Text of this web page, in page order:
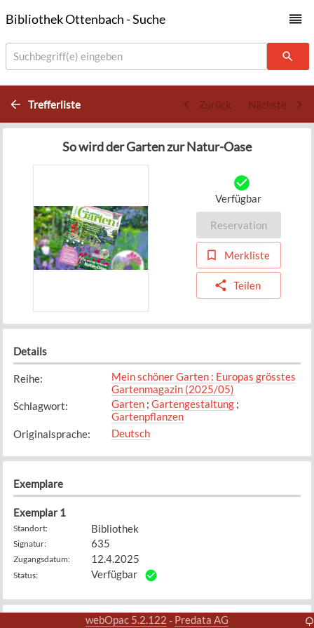
Bibliothek Ottenbach - Suche
Suchbegriff(e) eingeben
Trefferliste Zurück Nächste
So wird der Garten zur Natur-Oase
Verfügbar
Reservation
Merkliste
Teilen
Details
Reihe:
Mein schöner Garten : Europas grösstes
Gartenmagazin (2025/05)
Schlagwort: Garten; Gartengestaltung;
Gartenpflanzen
Originalsprache: Deutsch
Exemplare
Exemplar 1
Standort: Bibliothek
Signatur: 635
Zugangsdatum: 12.4.2025
Status: Verfügbar
webOpac 5.2.122 - Predata AG